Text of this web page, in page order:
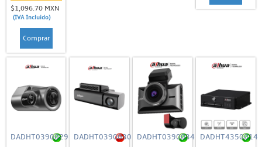
$1,096.70 MXN
(IVA Incluido)
Comprar
DADHT0390029
DADHT0390030
DADHT0390034
DADHT4350014